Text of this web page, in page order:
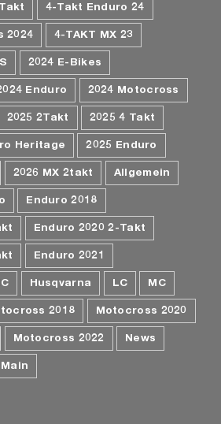
4-Takt Enduro 24
2024 4-TAKT MX 23
2024 E-Bikes
Enduro 2024 Motocross
2025 2Takt 2025 4 Takt
Heritage 2025 Enduro
2026 MX 2takt Allgemein
Enduro 2018
Enduro 2020 2-Takt
Enduro 2021
Husqvarna LC MC
2018 Motocross 2020
Motocross 2022 News